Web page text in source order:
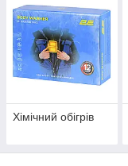
Хімічний обігрів